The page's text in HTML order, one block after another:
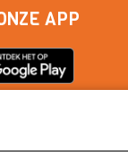
APP
|